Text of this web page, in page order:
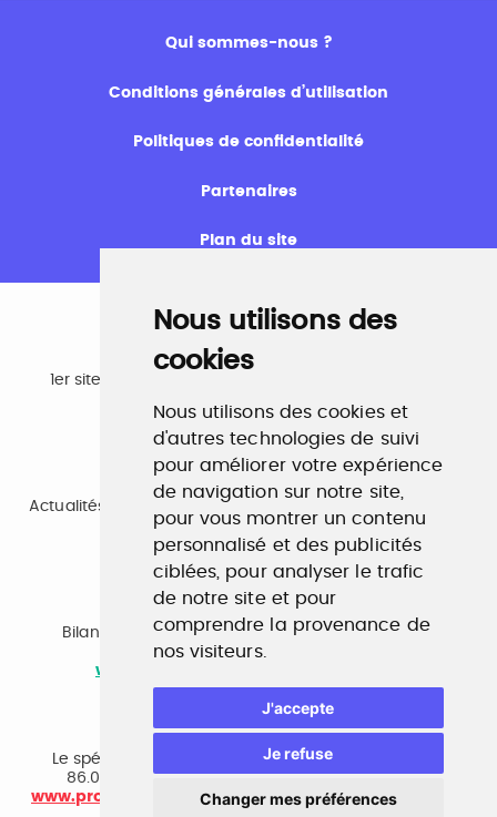
Nous utilisons des
cookies
Nous utilisons des cookies et
d'autres technologies de suivi
pour améliorer votre expérience
de navigation sur notre site,
pour vous montrer un contenu
personnalisé et des publicités
ciblées, pour analyser le trafic
de notre site et pour
comprendre la provenance de
nos visiteurs.
J'accepte
Je refuse
Changer mes préférences
Qui sommes-nous ?
Conditions générales d’utilisation
Politiques de confidentialité
Partenaires
Plan du site
Emploi
1er site emploi du secteur culturel 784.000 visites et
www.profilculture.com
Formation
Actualités, guide et annuaire des formations aux métiers
de la culture.
www.profilculture-formation.com
Accompagnement professionnel
Bilan de compétences, coaching, techniques de
recherche d'emploi, entretien conseil.
www.profilculture-competences.com
Le spécialiste du secteur culturel, une cvthèque de
86.000 CV et réseau unique de professionnels.
www.profilculture-conseil.com/cabinet-recrutement